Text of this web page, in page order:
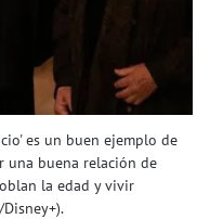
es un buen ejemplo de
una buena relación de
la edad y vivir